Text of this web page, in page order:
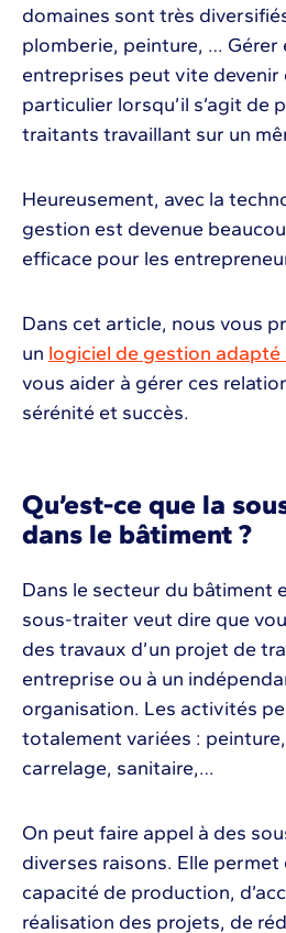
domaines sont très
plomberie, peinture, … Gérer
entreprises peut vite devenir
particulier lorsqu’il s’agit de
traitants travaillant sur un
Heureusement, avec la
gestion est devenue
efficace pour les
Dans cet article, nous vous
un logiciel de gestion adapté
vous aider à gérer ces
sérénité et succès.
Qu’est-ce que la
dans le bâtiment ?
Dans le secteur du bâtiment
sous-traiter veut dire que
des travaux d’un projet de
entreprise ou à un
organisation. Les activités
totalement variées :
carrelage, sanitaire,…
On peut faire appel à des
diverses raisons. Elle permet
capacité de production,
réalisation des projets, de